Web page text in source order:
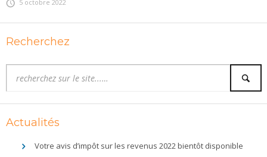
5 octobre 2022
Recherchez
Actualités
Votre avis d’impôt sur les revenus 2022 bientôt disponible